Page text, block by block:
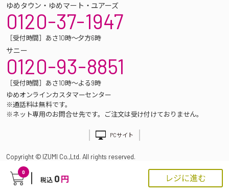
0
税込 0 円 レジに進む
ゆめタウン・ゆめマート・ユアーズ
0120-37-1947
［受付時間］あさ10時～夕方6時
サニー
0120-93-8851
［受付時間］あさ10時～よる9時
ゆめオンラインカスタマーセンター
※通話料は無料です。
※ネット専用のお問合せ先です。ご注文は受け付けておりません。
PCサイト
Copyright © IZUMI Co.,Ltd. All rights reserved.